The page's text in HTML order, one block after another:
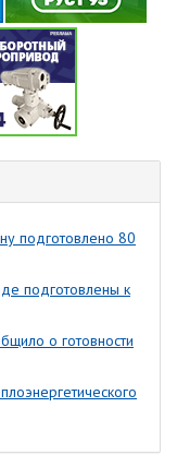
подготовлено 80
подготовлены к
о готовности